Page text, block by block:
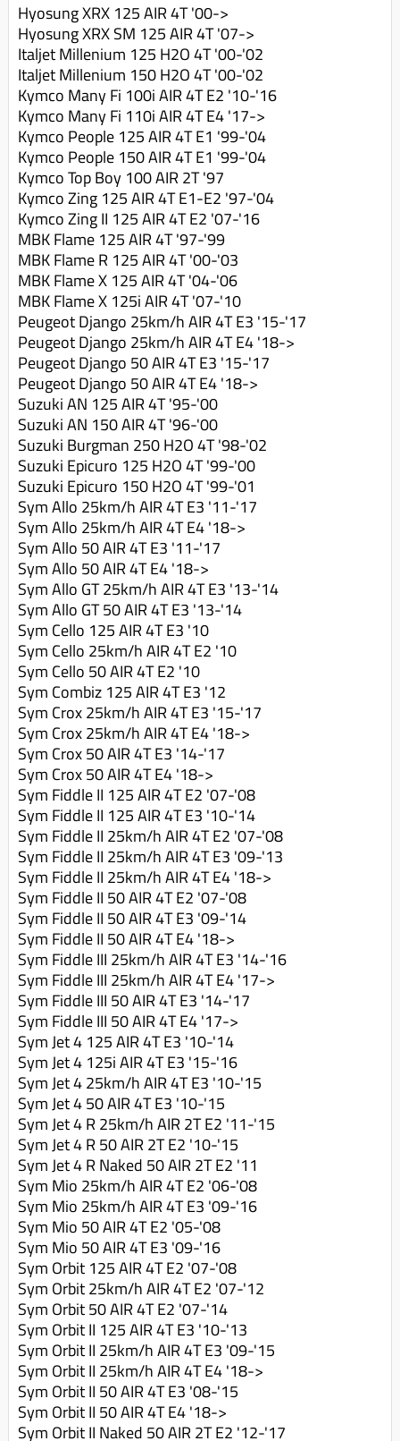
Hyosung XRX 125 AIR 4T '00->
Hyosung XRX SM 125 AIR 4T '07->
Italjet Millenium 125 H2O 4T '00-'02
Italjet Millenium 150 H2O 4T '00-'02
Kymco Many Fi 100i AIR 4T E2 '10-'16
Kymco Many Fi 110i AIR 4T E4 '17->
Kymco People 125 AIR 4T E1 '99-'04
Kymco People 150 AIR 4T E1 '99-'04
Kymco Top Boy 100 AIR 2T '97
Kymco Zing 125 AIR 4T E1-E2 '97-'04
Kymco Zing II 125 AIR 4T E2 '07-'16
MBK Flame 125 AIR 4T '97-'99
MBK Flame R 125 AIR 4T '00-'03
MBK Flame X 125 AIR 4T '04-'06
MBK Flame X 125i AIR 4T '07-'10
Peugeot Django 25km/h AIR 4T E3 '15-'17
Peugeot Django 25km/h AIR 4T E4 '18->
Peugeot Django 50 AIR 4T E3 '15-'17
Peugeot Django 50 AIR 4T E4 '18->
Suzuki AN 125 AIR 4T '95-'00
Suzuki AN 150 AIR 4T '96-'00
Suzuki Burgman 250 H2O 4T '98-'02
Suzuki Epicuro 125 H2O 4T '99-'00
Suzuki Epicuro 150 H2O 4T '99-'01
Sym Allo 25km/h AIR 4T E3 '11-'17
Sym Allo 25km/h AIR 4T E4 '18->
Sym Allo 50 AIR 4T E3 '11-'17
Sym Allo 50 AIR 4T E4 '18->
Sym Allo GT 25km/h AIR 4T E3 '13-'14
Sym Allo GT 50 AIR 4T E3 '13-'14
Sym Cello 125 AIR 4T E3 '10
Sym Cello 25km/h AIR 4T E2 '10
Sym Cello 50 AIR 4T E2 '10
Sym Combiz 125 AIR 4T E3 '12
Sym Crox 25km/h AIR 4T E3 '15-'17
Sym Crox 25km/h AIR 4T E4 '18->
Sym Crox 50 AIR 4T E3 '14-'17
Sym Crox 50 AIR 4T E4 '18->
Sym Fiddle II 125 AIR 4T E2 '07-'08
Sym Fiddle II 125 AIR 4T E3 '10-'14
Sym Fiddle II 25km/h AIR 4T E2 '07-'08
Sym Fiddle II 25km/h AIR 4T E3 '09-'13
Sym Fiddle II 25km/h AIR 4T E4 '18->
Sym Fiddle II 50 AIR 4T E2 '07-'08
Sym Fiddle II 50 AIR 4T E3 '09-'14
Sym Fiddle II 50 AIR 4T E4 '18->
Sym Fiddle III 25km/h AIR 4T E3 '14-'16
Sym Fiddle III 25km/h AIR 4T E4 '17->
Sym Fiddle III 50 AIR 4T E3 '14-'17
Sym Fiddle III 50 AIR 4T E4 '17->
Sym Jet 4 125 AIR 4T E3 '10-'14
Sym Jet 4 125i AIR 4T E3 '15-'16
Sym Jet 4 25km/h AIR 4T E3 '10-'15
Sym Jet 4 50 AIR 4T E3 '10-'15
Sym Jet 4 R 25km/h AIR 2T E2 '11-'15
Sym Jet 4 R 50 AIR 2T E2 '10-'15
Sym Jet 4 R Naked 50 AIR 2T E2 '11
Sym Mio 25km/h AIR 4T E2 '06-'08
Sym Mio 25km/h AIR 4T E3 '09-'16
Sym Mio 50 AIR 4T E2 '05-'08
Sym Mio 50 AIR 4T E3 '09-'16
Sym Orbit 125 AIR 4T E2 '07-'08
Sym Orbit 25km/h AIR 4T E2 '07-'12
Sym Orbit 50 AIR 4T E2 '07-'14
Sym Orbit II 125 AIR 4T E3 '10-'13
Sym Orbit II 25km/h AIR 4T E3 '09-'15
Sym Orbit II 25km/h AIR 4T E4 '18->
Sym Orbit II 50 AIR 4T E3 '08-'15
Sym Orbit II 50 AIR 4T E4 '18->
Sym Orbit II Naked 50 AIR 2T E2 '12-'17